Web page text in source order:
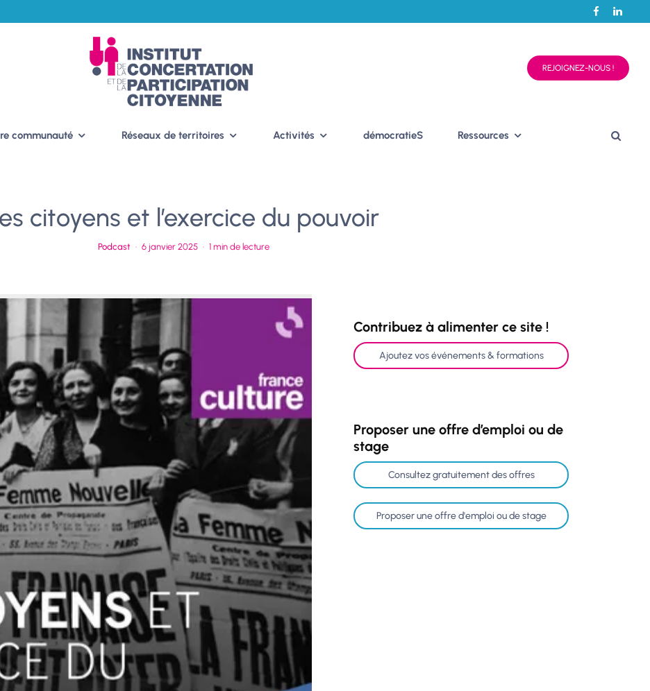
REJOIGNEZ-NOUS !
communauté Réseaux de territoires Activités démocratieS Ressources
citoyens et l’exercice du pouvoir
Podcast · 6 janvier 2025 · 1 min de lecture
Contribuez à alimenter ce site !
Ajoutez vos événements & formations
Proposer une offre d’emploi ou de
stage
Consultez gratuitement des offres
Proposer une offre d'emploi ou de stage